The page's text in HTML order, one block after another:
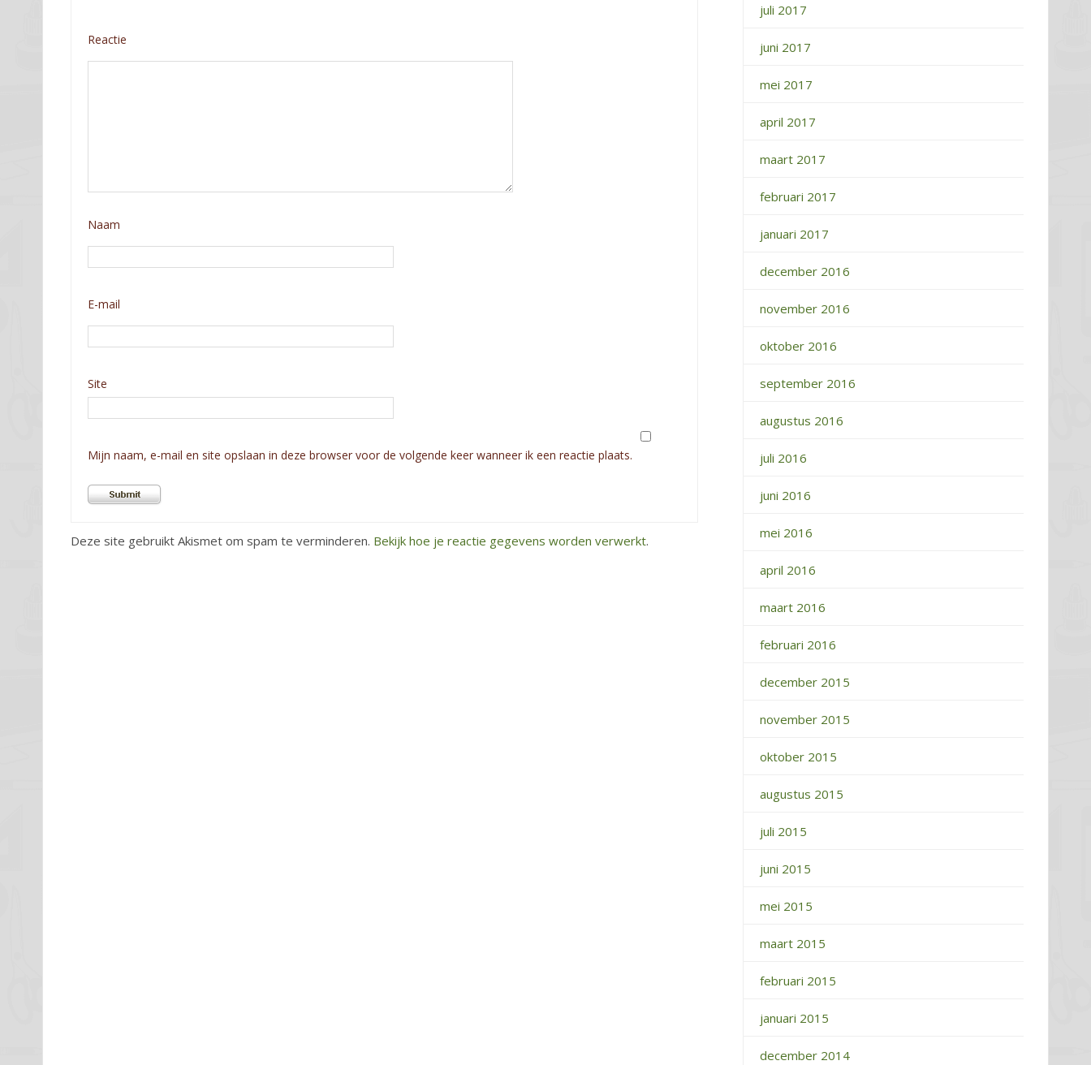
Reactie
Naam
E-mail
Site
Mijn naam, e-mail en site opslaan in deze browser voor de volgende keer wanneer ik een reactie plaats.
Deze site gebruikt Akismet om spam te verminderen. Bekijk hoe je reactie gegevens worden verwerkt.
juli 2017
juni 2017
mei 2017
april 2017
maart 2017
februari 2017
januari 2017
december 2016
november 2016
oktober 2016
september 2016
augustus 2016
juli 2016
juni 2016
mei 2016
april 2016
maart 2016
februari 2016
december 2015
november 2015
oktober 2015
augustus 2015
juli 2015
juni 2015
mei 2015
maart 2015
februari 2015
januari 2015
december 2014